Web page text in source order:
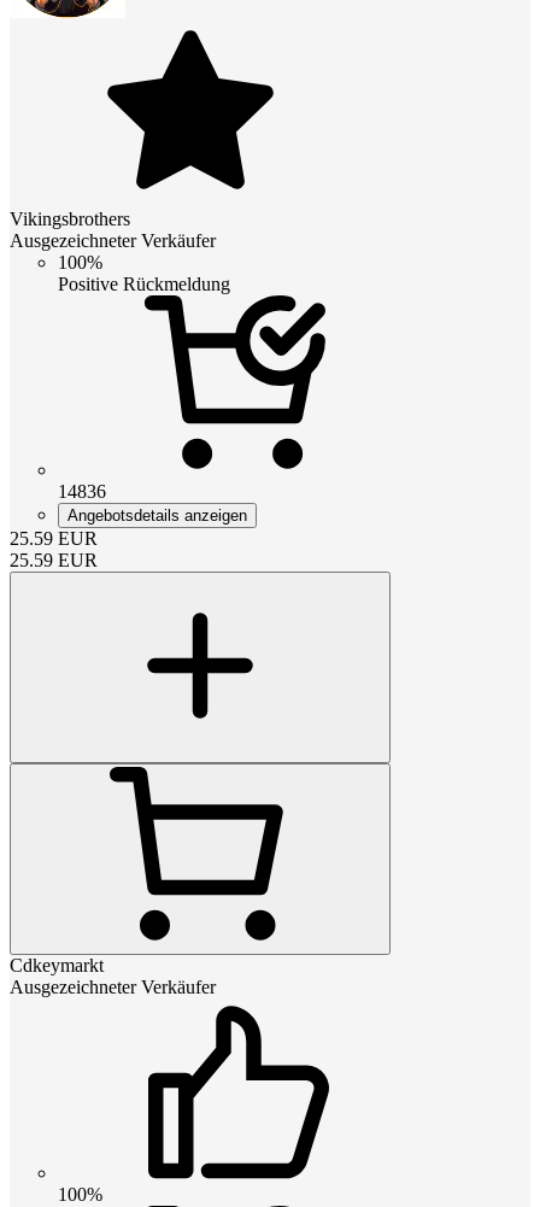
Vikingsbrothers
Ausgezeichneter Verkäufer
100%
Positive Rückmeldung
14836
Angebotsdetails anzeigen
25.59 EUR
25.59 EUR
Cdkeymarkt
Ausgezeichneter Verkäufer
100%